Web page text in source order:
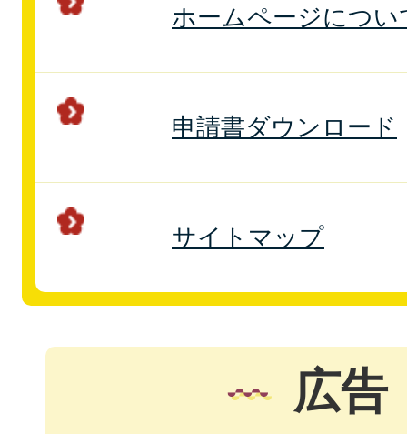
ホームページについ
申請書ダウンロード
サイトマップ
広告